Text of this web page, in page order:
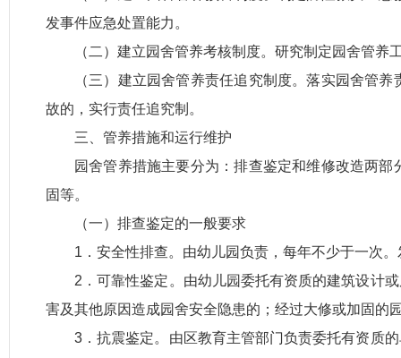
发事件应急处置能力。
（二）建立园舍管养考核制度。研究制定园舍管
（三）建立园舍管养责任追究制度。落实园舍管
故的，实行责任追究制。
三、管养措施和运行维护
园舍管养措施主要分为：排查鉴定和维修改造两
固等。
（一）排查鉴定的一般要求
1．安全性排查。由幼儿园负责，每年不少于一次
2．可靠性鉴定。由幼儿园委托有资质的建筑设计
害及其他原因造成园舍安全隐患的；经过大修或加固的
3．抗震鉴定。由区教育主管部门负责委托有资质